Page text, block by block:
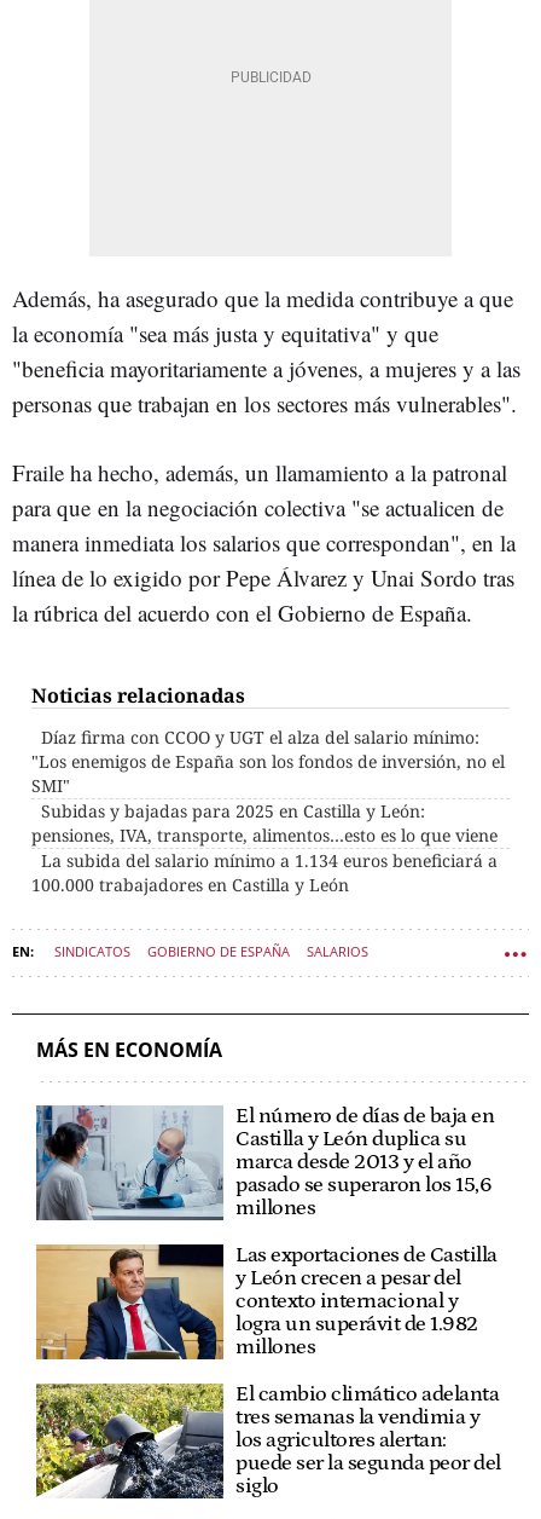
Además, ha asegurado que la medida contribuye a que
la economía "sea más justa y equitativa" y que
"beneficia mayoritariamente a jóvenes, a mujeres y a las
personas que trabajan en los sectores más vulnerables".
Fraile ha hecho, además, un llamamiento a la patronal
para que en la negociación colectiva "se actualicen de
manera inmediata los salarios que correspondan", en la
línea de lo exigido por Pepe Álvarez y Unai Sordo tras
la rúbrica del acuerdo con el Gobierno de España.
Noticias relacionadas
Díaz firma con CCOO y UGT el alza del salario mínimo:
"Los enemigos de España son los fondos de inversión, no el
SMI"
Subidas y bajadas para 2025 en Castilla y León:
pensiones, IVA, transporte, alimentos…esto es lo que viene
La subida del salario mínimo a 1.134 euros beneficiará a
100.000 trabajadores en Castilla y León
SINDICATOS GOBIERNO DE ESPAÑA SALARIOS
ECONOMÍA CASTILLA Y LEÓN
MÁS EN ECONOMÍA
El número de días de baja en
Castilla y León duplica su
marca desde 2013 y el año
pasado se superaron los 15,6
millones
Las exportaciones de Castilla
y León crecen a pesar del
contexto internacional y
logra un superávit de 1.982
millones
El cambio climático adelanta
tres semanas la vendimia y
los agricultores alertan:
puede ser la segunda peor del
siglo